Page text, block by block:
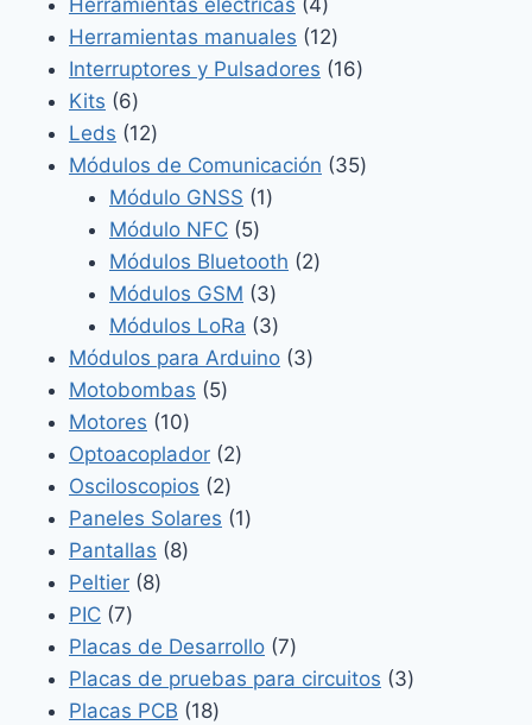
productos
Herramientas manuales 1212
productos
Interruptores y Pulsadores 1616
Kits 66
productos
Leds 1212
productos
Módulos de Comunicación 3535
Módulo GNSS 11
Módulo NFC 55
productos
Módulos Bluetooth 22
Módulos GSM 33
productos
Módulos LoRa 33
productos
Módulos para Arduino 33
Motobombas 55
Motores 1010
productos
Optoacoplador 22
Osciloscopios 22
productos
Paneles Solares 11
Pantallas 88
Peltier 88
PIC 77
productos
Placas de Desarrollo 77
productos
Placas de pruebas para circuitos 33
Placas PCB 1818